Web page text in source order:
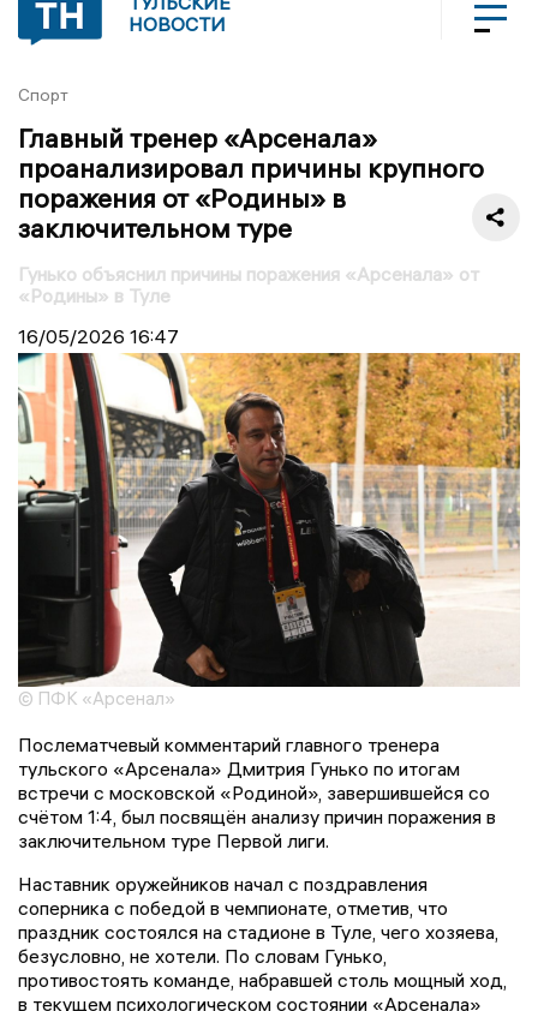
НОВОСТИ
Спорт
Главный тренер «Арсенала»
проанализировал причины крупного
поражения от «Родины» в
заключительном туре
Гунько объяснил причины поражения «Арсенала» от
«Родины» в Туле
16/05/2026 16:47
© ПФК «Арсенал»
Послематчевый комментарий главного тренера
тульского «Арсенала» Дмитрия Гунько по итогам
встречи с московской «Родиной», завершившейся со
счётом 1:4, был посвящён анализу причин поражения в
заключительном туре Первой лиги.
Наставник оружейников начал с поздравления
соперника с победой в чемпионате, отметив, что
праздник состоялся на стадионе в Туле, чего хозяева,
безусловно, не хотели. По словам Гунько,
противостоять команде, набравшей столь мощный ход,
в текущем психологическом состоянии «Арсенала»